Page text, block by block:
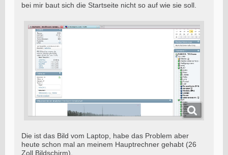
bei mir baut sich die Startseite nicht so auf wie sie soll.
Die ist das Bild vom Laptop, habe das Problem aber
heute schon mal an meinem Hauptrechner gehabt (26
Zoll Bildschirm).